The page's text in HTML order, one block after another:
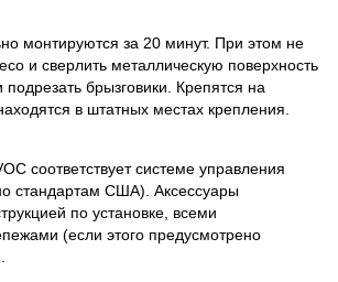
монтируются за 20 минут. При этом не
и сверлить металлическую поверхность
подрезать брызговики. Крепятся на
в штатных местах крепления.
соответствует системе управления
стандартам США). Аксессуары
по установке, всеми
(если этого предусмотрено